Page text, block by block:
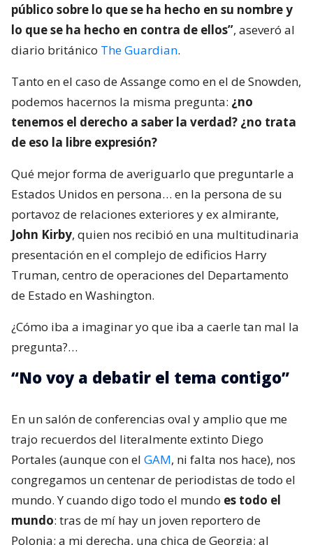
público sobre lo que se ha hecho en su nombre y
lo que se ha hecho en contra de ellos”, aseveró al
diario británico The Guardian.
Tanto en el caso de Assange como en el de Snowden,
podemos hacernos la misma pregunta: ¿no
tenemos el derecho a saber la verdad? ¿no trata
de eso la libre expresión?
Qué mejor forma de averiguarlo que preguntarle a
Estados Unidos en persona… en la persona de su
portavoz de relaciones exteriores y ex almirante,
John Kirby, quien nos recibió en una multitudinaria
presentación en el complejo de edificios Harry
Truman, centro de operaciones del Departamento
de Estado en Washington.
¿Cómo iba a imaginar yo que iba a caerle tan mal la
pregunta?…
“No voy a debatir el tema contigo”
En un salón de conferencias oval y amplio que me
trajo recuerdos del literalmente extinto Diego
Portales (aunque con el GAM, ni falta nos hace), nos
congregamos un centenar de periodistas de todo el
mundo. Y cuando digo todo el mundo es todo el
mundo: tras de mí hay un joven reportero de
Polonia; a mi derecha, una chica de Georgia; al